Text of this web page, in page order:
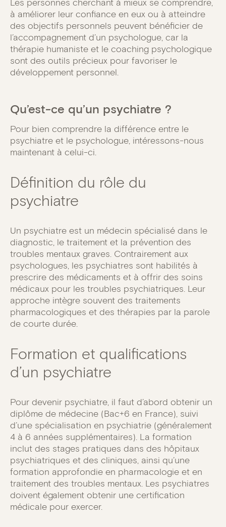
Les personnes cherchant à mieux se comprendre,
à améliorer leur confiance en eux ou à atteindre
des objectifs personnels peuvent bénéficier de
l’accompagnement d’un psychologue, car la
thérapie humaniste et le coaching psychologique
sont des outils précieux pour favoriser le
développement personnel.
Qu’est-ce qu’un psychiatre ?
Pour bien comprendre la différence entre le
psychiatre et le psychologue, intéressons-nous
maintenant à celui-ci.
Définition du rôle du
psychiatre
Un psychiatre est un médecin spécialisé dans le
diagnostic, le traitement et la prévention des
troubles mentaux graves. Contrairement aux
psychologues, les psychiatres sont habilités à
prescrire des médicaments et à offrir des soins
médicaux pour les troubles psychiatriques. Leur
approche intègre souvent des traitements
pharmacologiques et des thérapies par la parole
de courte durée.
Formation et qualifications
d’un psychiatre
Pour devenir psychiatre, il faut d’abord obtenir un
diplôme de médecine (Bac+6 en France), suivi
d’une spécialisation en psychiatrie (généralement
4 à 6 années supplémentaires). La formation
inclut des stages pratiques dans des hôpitaux
psychiatriques et des cliniques, ainsi qu’une
formation approfondie en pharmacologie et en
traitement des troubles mentaux. Les psychiatres
doivent également obtenir une certification
médicale pour exercer.